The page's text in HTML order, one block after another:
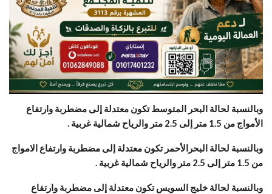
وبالنسبة لحالة البحر المتوسط تكون معتدلة إلى مضطربة وارتفاع
الأمواج من 1.5 متر إلى 2.5 متر والرياح شمالية غربية .
وبالنسبة لحالة البحرالأحمر تكون معتدلة إلى مضطربة وارتفاع الامواج
من 1.5 متر إلى 2.5 متر والرياح شمالية غربية .
وبالنسبة لحالة خليج السويس تكون معتدلة إلى مضطربة وارتفاع